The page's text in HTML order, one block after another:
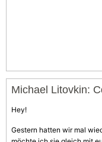
Michael Litovkin:
Hey!
Gestern hatten wir mal